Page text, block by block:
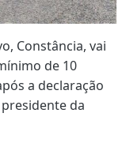
Constância, vai
de 10
a declaração
da